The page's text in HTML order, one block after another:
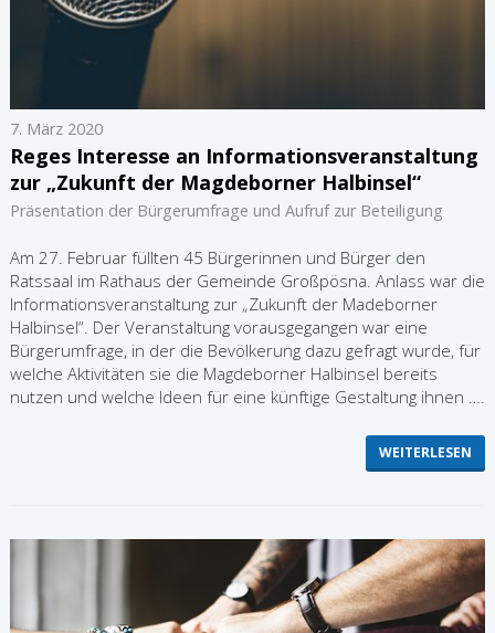
7. März 2020
Reges Interesse an Informationsveranstaltung
zur „Zukunft der Magdeborner Halbinsel“
Präsentation der Bürgerumfrage und Aufruf zur Beteiligung
Am 27. Februar füllten 45 Bürgerinnen und Bürger den
Ratssaal im Rathaus der Gemeinde Großpösna. Anlass war die
Informationsveranstaltung zur „Zukunft der Madeborner
Halbinsel“. Der Veranstaltung vorausgegangen war eine
Bürgerumfrage, in der die Bevölkerung dazu gefragt wurde, für
welche Aktivitäten sie die Magdeborner Halbinsel bereits
nutzen und welche Ideen für eine künftige Gestaltung ihnen ….
WEITERLESEN